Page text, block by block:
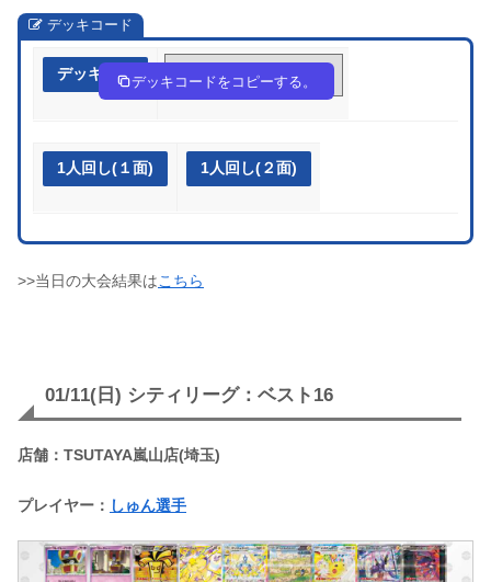
デッキコード
デッキ作成 bVFFkf-IXqnlO-kVkvkv
デッキコードをコピーする。
1人回し(１面) 1人回し(２面)
>>当日の大会結果はこちら
01/11(日) シティリーグ：ベスト16
店舗：TSUTAYA嵐山店(埼玉)
プレイヤー： しゅん選手